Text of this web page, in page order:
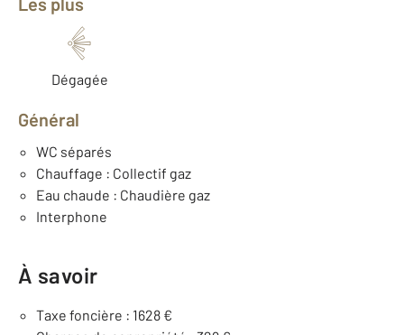
Dégagée
Général
WC séparés
Chauffage : Collectif gaz
Eau chaude : Chaudière gaz
Interphone
À savoir
Taxe foncière : 1628 €